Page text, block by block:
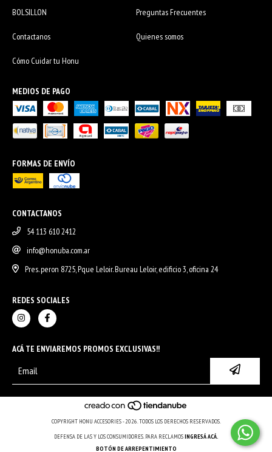
BOLSILLON Preguntas Frecuentes
Contactanos Quienes somos
Cómo Cuidar tu Honu
MEDIOS DE PAGO
FORMAS DE ENVÍO
CONTACTANOS
54 113 610 2412
info@honuba.com.ar
Pres. peron 8725, Pque Leloir. Bureau Leloir, edificio 3, oficina 24
REDES SOCIALES
ACÁ TE ENVIAREMOS PROMOS EXCLUSIVAS!!
COPYRIGHT HONU ACCESORIES - 2026. TODOS LOS DERECHOS RESERVADOS.
DEFENSA DE LAS Y LOS CONSUMIDORES. PARA RECLAMOSINGRESÁ ACÁ.
BOTÓN DE ARREPENTIMIENTO